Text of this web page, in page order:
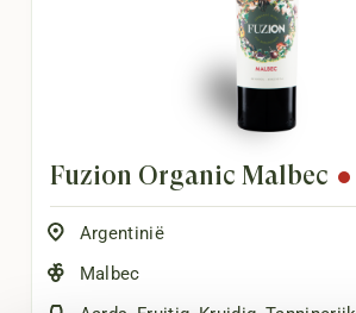
Fuzion Organic Malbec
Argentinië
Malbec